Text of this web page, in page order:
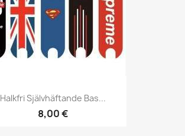
Halkfri Självhäftande Bas...
8,00 €